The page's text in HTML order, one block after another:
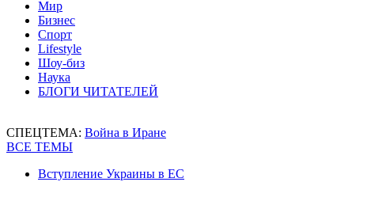
Мир
Бизнес
Спорт
Lifestyle
Шоу-биз
Наука
БЛОГИ ЧИТАТЕЛЕЙ
СПЕЦТЕМА: Война в Иране
ВСЕ ТЕМЫ
Вступление Украины в ЕС